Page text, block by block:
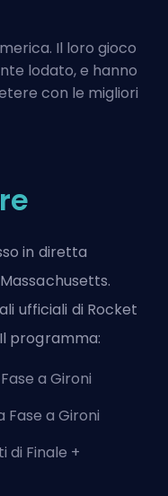
Il loro gioco
lodato, e hanno
con le migliori
in diretta
ufficiali di Rocket
programma:
a Gironi
Fase a Gironi
di Finale +